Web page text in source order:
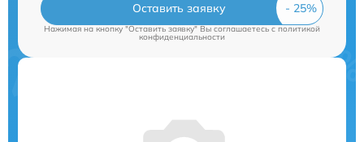
Оставить заявку
Нажимая на кнопку "Оставить заявку" Вы соглашаетесь cполитикой
конфиденциальности